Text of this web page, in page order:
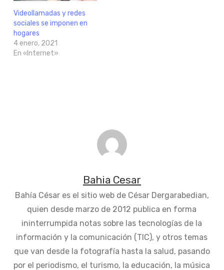
Videollamadas y redes
sociales se imponen en
hogares
4 enero, 2021
En «Internet»
Bahia Cesar
Bahía César es el sitio web de César Dergarabedian,
quien desde marzo de 2012 publica en forma
ininterrumpida notas sobre las tecnologías de la
información y la comunicación (TIC), y otros temas
que van desde la fotografía hasta la salud, pasando
por el periodismo, el turismo, la educación, la música